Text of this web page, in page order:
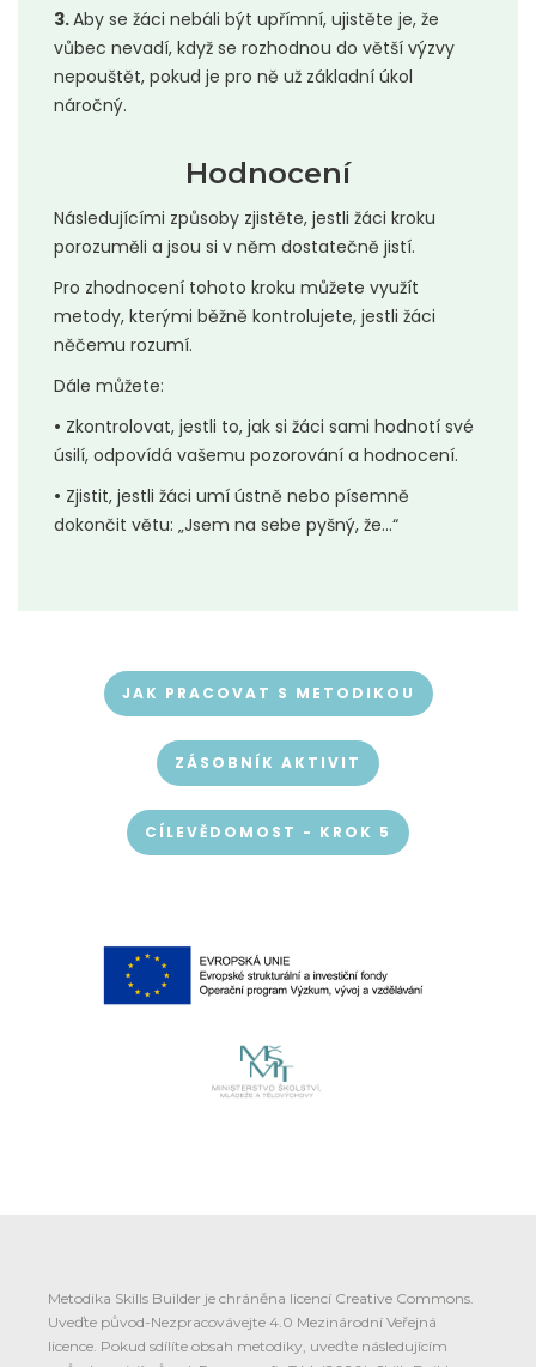
3.Aby se žáci nebáli být upřímní, ujistěte je, že
vůbec nevadí, když se rozhodnou do větší výzvy
nepouštět, pokud je pro ně už základní úkol
náročný.
Hodnocení
Následujícími způsoby zjistěte, jestli žáci kroku
porozuměli a jsou si v něm dostatečně jistí.
Pro zhodnocení tohoto kroku můžete využít
metody, kterými běžně kontrolujete, jestli žáci
něčemu rozumí.
Dále můžete:
• Zkontrolovat, jestli to, jak si žáci sami hodnotí své
úsilí, odpovídá vašemu pozorování a hodnocení.
• Zjistit, jestli žáci umí ústně nebo písemně
dokončit větu: „Jsem na sebe pyšný, že...“
JAK PRACOVAT S METODIKOU
ZÁSOBNÍK AKTIVIT
CÍLEVĚDOMOST - KROK 5
Metodika Skills Builder je chráněna licencí Creative Commons.
Uveďte původ-Nezpracovávejte 4.0 Mezinárodní Veřejná
licence. Pokud sdílíte obsah metodiky, uveďte následujícím